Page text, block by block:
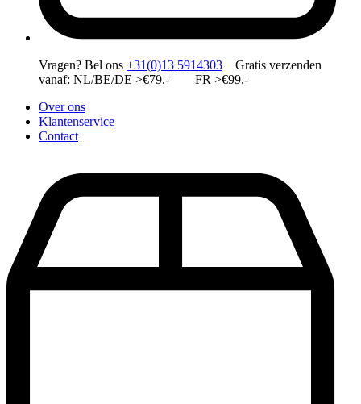
Vragen? Bel ons +31(0)13 5914303 Gratis verzenden
vanaf: NL/BE/DE >€79.- FR >€99,-
Over ons
Klantenservice
Contact